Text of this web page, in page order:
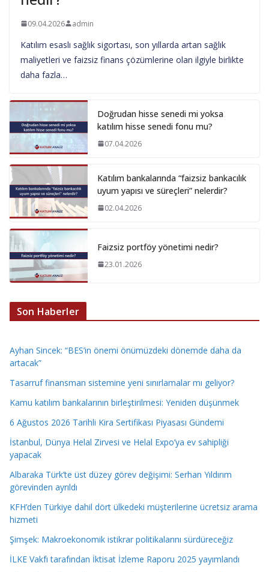
09.04.2026 admin
Katılım esaslı sağlık sigortası, son yıllarda artan sağlık
maliyetleri ve faizsiz finans çözümlerine olan ilgiyle birlikte
daha fazla…
Doğrudan hisse senedi mi yoksa
katılım hisse senedi fonu mu?
07.04.2026
Katılım bankalarında “faizsiz bankacılık
uyum yapısı ve süreçleri” nelerdir?
02.04.2026
Faizsiz portföy yönetimi nedir?
23.01.2026
Son Haberler
Ayhan Sincek: “BES’in önemi önümüzdeki dönemde daha da
artacak”
Tasarruf finansman sistemine yeni sınırlamalar mı geliyor?
Kamu katılım bankalarının birleştirilmesi: Yeniden düşünmek
6 Ağustos 2026 Tarihli Kira Sertifikası Piyasası Gündemi
İstanbul, Dünya Helal Zirvesi ve Helal Expo’ya ev sahipliği
yapacak
Albaraka Türk’te üst düzey görev değişimi: Serhan Yıldırım
görevinden ayrıldı
KFH’den Türkiye dahil dört ülkedeki müşterilerine ücretsiz arama
hizmeti
Şimşek: Makroekonomik istikrar politikalarını sürdüreceğiz
İLKE Vakfı tarafından İktisat İzleme Raporu 2025 yayımlandı